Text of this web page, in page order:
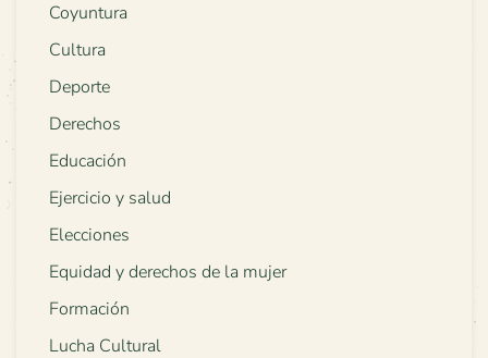
Coyuntura
Cultura
Deporte
Derechos
Educación
Ejercicio y salud
Elecciones
Equidad y derechos de la mujer
Formación
Lucha Cultural